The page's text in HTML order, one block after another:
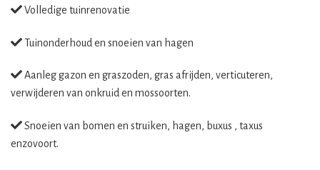
Volledige tuinrenovatie
Tuinonderhoud en snoeien van hagen
Aanleg gazon en graszoden, gras afrijden, verticuteren,
verwijderen van onkruid en mossoorten.
Snoeien van bomen en struiken, hagen, buxus , taxus
enzovoort.